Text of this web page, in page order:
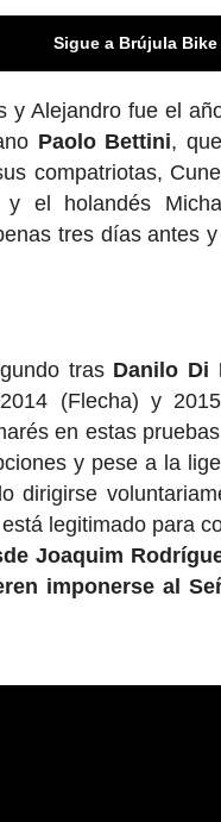
Sigue a Brújula
y Alejandro fue el
Paolo Bettini,
compatriotas,
el holandés
tres días antes
tras Danilo Di
(Flecha) y
en estas
y pese a la
dirigirse
legitimado para
Joaquim
imponerse al